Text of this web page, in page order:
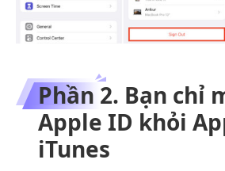
Phần 2. Bạn chỉ
Apple ID khỏi
iTunes